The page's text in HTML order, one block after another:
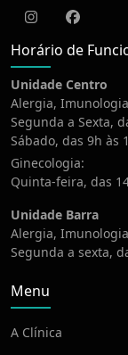
Instagram
Horário de
Unidade Centro
Alergia,
Segunda a Sexta,
Sábado, das 9h às
Ginecologia:
Quinta-feira, das
Unidade Barra
Alergia,
Segunda a sexta,
Menu
A Clínica